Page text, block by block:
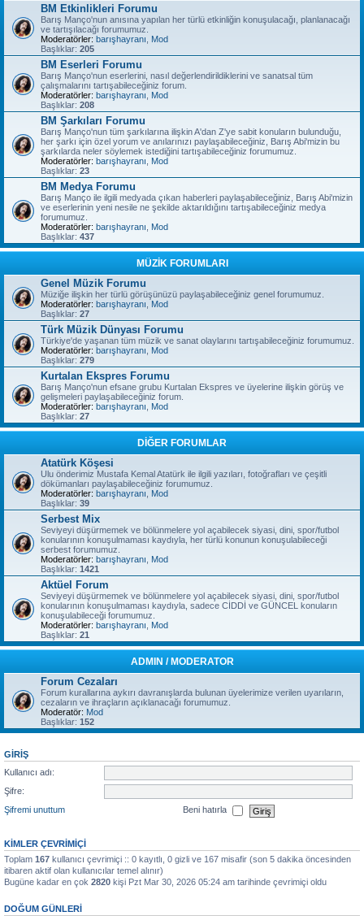
BM Etkinlikleri Forumu
Barış Manço'nun anısına yapılan her türlü etkinliğin konuşulacağı, planlanacağı
ve tartışılacağı forumumuz.
Moderatörler: barışhayranı
Mod
Başlıklar: 205
BM Eserleri Forumu
Barış Manço'nun eserlerini, nasıl değerlendirildiklerini ve sanatsal tüm
çalışmalarını tartışabileceğiniz forum.
Moderatörler: barışhayranı
Mod
Başlıklar: 208
BM Şarkıları Forumu
Barış Manço'nun tüm şarkılarına ilişkin A'dan Z'ye sabit konuların bulunduğu,
her şarkı için özel yorum ve anılarınızı paylaşabileceğiniz, Barış Abi'mizin bu
şarkılarda neler söylemek istediğini tartışabileceğiniz forumumuz.
Moderatörler: barışhayranı
Mod
Başlıklar: 23
BM Medya Forumu
Barış Manço ile ilgili medyada çıkan haberleri paylaşabileceğiniz, Barış Abi'mizin
ve eserlerinin yeni nesile ne şekilde aktarıldığını tartışabileceğiniz medya
forumumuz.
Moderatörler: barışhayranı
Mod
Başlıklar: 437
MÜZİK FORUMLARI
Genel Müzik Forumu
Müziğe ilişkin her türlü görüşünüzü paylaşabileceğiniz genel forumumuz.
Moderatörler: barışhayranı
Mod
Başlıklar: 27
Türk Müzik Dünyası Forumu
Türkiye'de yaşanan tüm müzik ve sanat olaylarını tartışabileceğiniz forumumuz.
Moderatörler: barışhayranı
Mod
Başlıklar: 279
Kurtalan Ekspres Forumu
Barış Manço'nun efsane grubu Kurtalan Ekspres ve üyelerine ilişkin görüş ve
gelişmeleri paylaşabileceğiniz forum.
Moderatörler: barışhayranı
Mod
Başlıklar: 27
DİĞER FORUMLAR
Atatürk Köşesi
Ulu önderimiz Mustafa Kemal Atatürk ile ilgili yazıları, fotoğrafları ve çeşitli
dökümanları paylaşabileceğiniz forumumuz.
Moderatörler: barışhayranı
Mod
Başlıklar: 39
Serbest Mix
Seviyeyi düşürmemek ve bölünmelere yol açabilecek siyasi, dini, spor/futbol
konularının konuşulmaması kaydıyla, her türlü konunun konuşulabileceği
serbest forumumuz.
Moderatörler: barışhayranı
Mod
Başlıklar: 1421
Aktüel Forum
Seviyeyi düşürmemek ve bölünmelere yol açabilecek siyasi, dini, spor/futbol
konularının konuşulmaması kaydıyla, sadece CİDDİ ve GÜNCEL konuların
konuşulabileceği forumumuz.
Moderatörler: barışhayranı
Mod
Başlıklar: 21
ADMIN / MODERATOR
Forum Cezaları
Forum kurallarına aykırı davranışlarda bulunan üyelerimize verilen uyarıların,
cezaların ve ihraçların açıklanacağı forumumuz.
Moderatör: Mod
Başlıklar: 152
GIRIŞ
Kullanıcı adı:
Şifre:
Şifremi unuttum
Beni hatırla
KIMLER ÇEVRIMIÇI
Toplam 167 kullanıcı çevrimiçi :: 0 kayıtlı, 0 gizli ve 167 misafir (son 5 dakika öncesinden
itibaren aktif olan kullanıcılar temel alınır)
Bugüne kadar en çok 2820 kişi Pzt Mar 30, 2026 05:24 am tarihinde çevrimiçi oldu
DOĞUM GÜNLERI